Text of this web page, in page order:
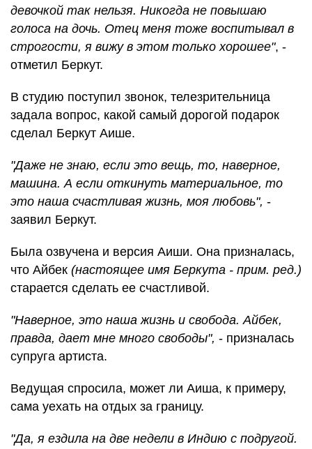
девочкой так нельзя. Никогда не повышаю
голоса на дочь. Отец меня тоже воспитывал в
строгости, я вижу в этом только хорошее", -
отметил Беркут.
В студию поступил звонок, телезрительница
задала вопрос, какой самый дорогой подарок
сделал Беркут Аише.
"Даже не знаю, если это вещь, то, наверное,
машина. А если откинуть материальное, то
это наша счастливая жизнь, моя любовь", -
заявил Беркут.
Была озвучена и версия Аиши. Она призналась,
что Айбек (настоящее имя Беркута - прим. ред.)
старается сделать ее счастливой.
"Наверное, это наша жизнь и свобода. Айбек,
правда, дает мне много свободы", - призналась
супруга артиста.
Ведущая спросила, может ли Аиша, к примеру,
сама уехать на отдых за границу.
"Да, я ездила на две недели в Индию с подругой.